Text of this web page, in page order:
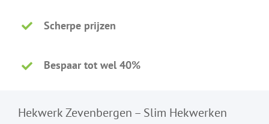
Scherpe prijzen
Bespaar tot wel 40%
Hekwerk Zevenbergen – Slim Hekwerken